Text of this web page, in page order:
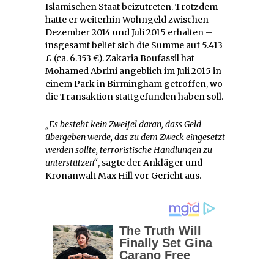
Islamischen Staat beizutreten. Trotzdem
hatte er weiterhin Wohngeld zwischen
Dezember 2014 und Juli 2015 erhalten –
insgesamt belief sich die Summe auf 5.413
£ (ca. 6.353 €). Zakaria Boufassil hat
Mohamed Abrini angeblich im Juli 2015 in
einem Park in Birmingham getroffen, wo
die Transaktion stattgefunden haben soll.
„Es besteht kein Zweifel daran, dass Geld
übergeben werde, das zu dem Zweck eingesetzt
werden sollte, terroristische Handlungen zu
unterstützen“, sagte der Ankläger und
Kronanwalt Max Hill vor Gericht aus.